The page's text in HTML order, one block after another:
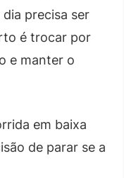
precisa ser
é trocar por
e manter o
em baixa
de parar se a